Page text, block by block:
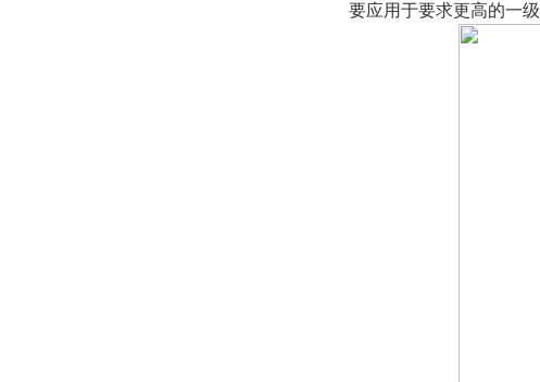
要应用于要求更高的一级